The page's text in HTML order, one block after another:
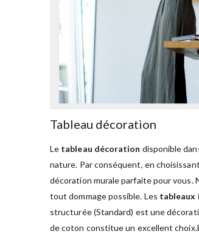
Tableau décoration
Le tableau décoration disponible
nature. Par conséquent, en
décoration murale parfaite pour vous.
tout dommage possible. Les tableaux
structurée (Standard) est une
de coton constitue un excellent